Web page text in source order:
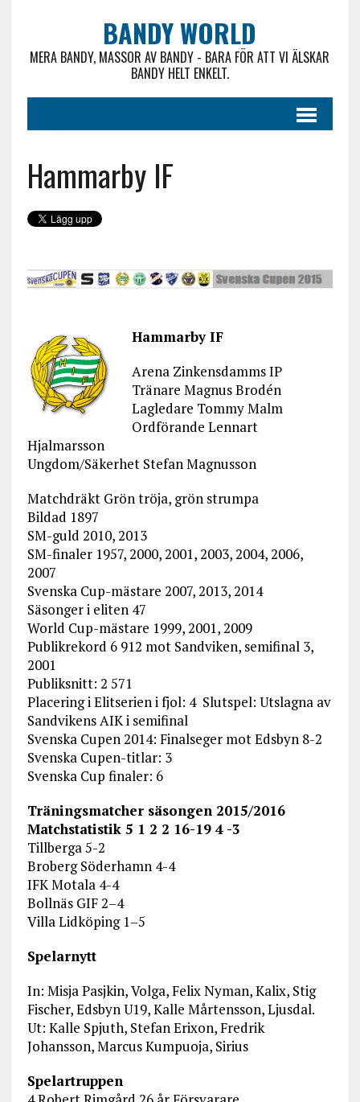
BANDY WORLD
MERA BANDY, MASSOR AV BANDY - BARA FÖR ATT VI ÄLSKAR
BANDY HELT ENKELT.
Hammarby IF
Hammarby IF
Arena Zinkensdamms IP
Tränare Magnus Brodén
Lagledare Tommy Malm
Ordförande Lennart
Hjalmarsson
Ungdom/Säkerhet Stefan Magnusson
Matchdräkt Grön tröja, grön strumpa
Bildad 1897
SM-guld 2010, 2013
SM-finaler 1957, 2000, 2001, 2003, 2004, 2006,
2007
Svenska Cup-mästare 2007, 2013, 2014
Säsonger i eliten 47
World Cup-mästare 1999, 2001, 2009
Publikrekord 6 912 mot Sandviken, semifinal 3,
2001
Publiksnitt: 2 571
Placering i Elitserien i fjol: 4 Slutspel: Utslagna av
Sandvikens AIK i semifinal
Svenska Cupen 2014: Finalseger mot Edsbyn 8-2
Svenska Cupen-titlar: 3
Svenska Cup finaler: 6
Träningsmatcher säsongen 2015/2016
Matchstatistik 5 1 2 2 16-19 4 -3
Tillberga 5-2
Broberg Söderhamn 4-4
IFK Motala 4-4
Bollnäs GIF 2–4
Villa Lidköping 1–5
Spelarnytt
In: Misja Pasjkin, Volga, Felix Nyman, Kalix, Stig
Fischer, Edsbyn U19, Kalle Mårtensson, Ljusdal.
Ut: Kalle Spjuth, Stefan Erixon, Fredrik
Johansson, Marcus Kumpuoja, Sirius
Spelartruppen